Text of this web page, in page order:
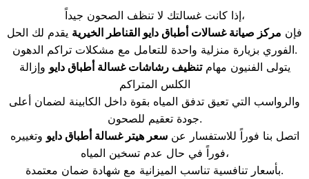
إذا كانت غسالتك لا تنظف الصحون جيداً،
فإن مركز صيانة غسالات أطباق دايو القناطر الخيرية يقدم لك الحل
الفوري بزيارة منزلية واحدة للتعامل مع مشكلات تراكم الدهون.
يتولى الفنيون مهامتنظيف رشاشات غسالة أطباق دايو وإزالة
الكلس المتراكم
والرواسب التي تعيق تدفق المياه بقوة داخل الكابينة لضمان أعلى
جودة تعقيم للصحون.
اتصل بنا فوراً للاستفسار عنسعر هيتر غسالة أطباق دايو وتغييره
فوراً في حال عدم تسخين المياه،
بأسعار تنافسية تناسب الميزانية مع شهادة ضمان معتمدة.